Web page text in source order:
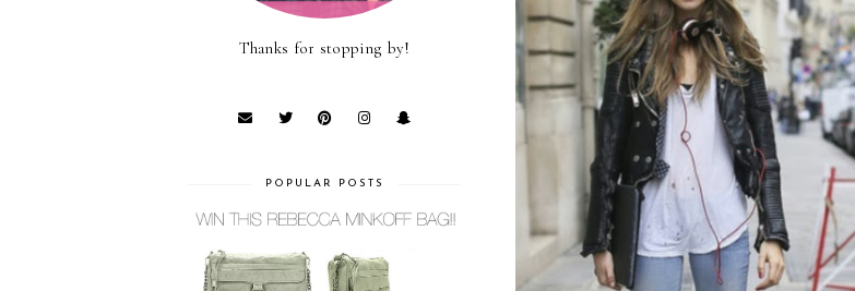
Thanks for stopping by!
POPULAR POSTS